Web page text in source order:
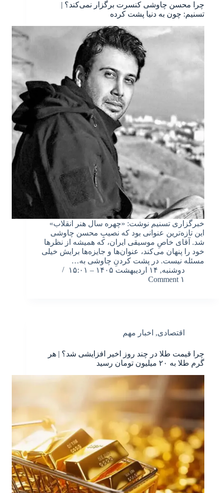
چرا محسن چاوشی کنسرت برگزار نمی‌کند؟ |
تسنیم: چون به دنیا پشت کرده
خبرگزاری تسنیم نوشت: «چهره سال هنر انقلاب»
این تازه‌ترین عنوانی بود که نصیبِ محسن چاوشی
شد. آقای خاصِ موسیقی ایران، که همیشه از نظرها
خود را پنهان می‌کند، عنوان‌ها و جایزه‌ها برایش خیلی
مسئله نیست. در پشت کردنِ چاوشی به…
دوشنبه, ۱۴ اردیبهشت ۱۴۰۵ – ۱۵:۰۱
۱ Comment
اقتصادی, اخبار مهم
چرا قیمت طلا در چند روز اخیر افزایشی شد؟ | هر
گرم طلا به ۲۰ میلیون تومان رسید